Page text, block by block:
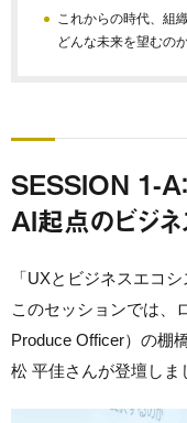
これからの時代、組
どんな未来を望むの
SESSION 1-A
AI起点のビジネ
「UXとビジネスエコ
このセッションでは、
Produce Officer）の棚
松 平佳さんが登壇しま